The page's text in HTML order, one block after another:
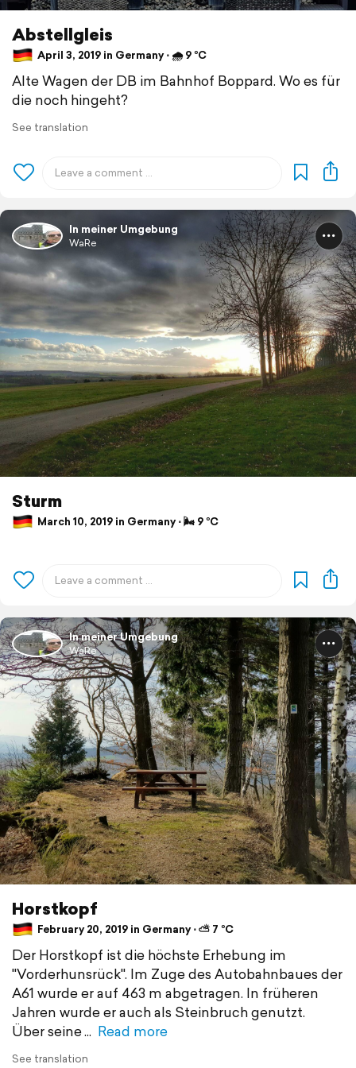
Abstellgleis
April 3, 2019 in Germany ⋅ 🌧 9 °C
Alte Wagen der DB im Bahnhof Boppard. Wo es für
die noch hingeht?
See translation
In meiner Umgebung
WaRe
Sturm
March 10, 2019 in Germany ⋅ 🌬 9 °C
In meiner Umgebung
WaRe
Horstkopf
February 20, 2019 in Germany ⋅ ⛅ 7 °C
Der Horstkopf ist die höchste Erhebung im
"Vorderhunsrück". Im Zuge des Autobahnbaues der
A61 wurde er auf 463 m abgetragen. In früheren
Jahren wurde er auch als Steinbruch genutzt.
Über seine
Read more
See translation